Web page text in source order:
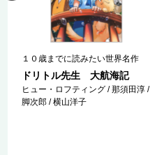
１０歳までに読みたい世界名作
ドリトル先生 大航海記
ヒュー・ロフティング / 那須田淳 /
脚次郎 / 横山洋子